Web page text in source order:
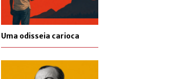
Uma odisseia carioca